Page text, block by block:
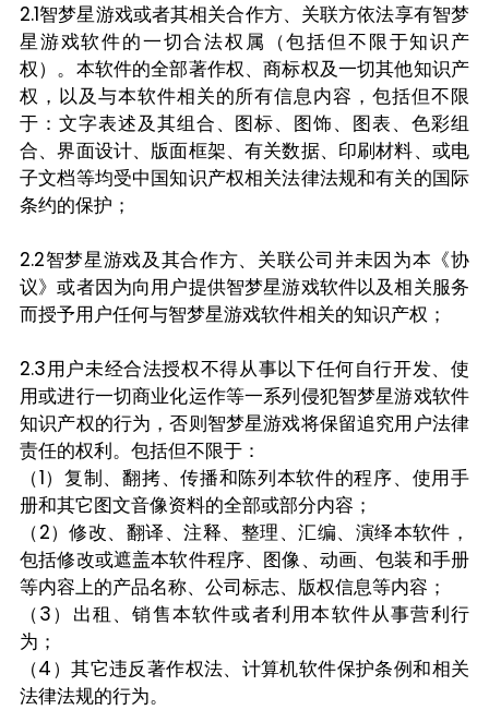
2.1智梦星游戏或者其相关合作方、关联方依法享有智梦
星游戏软件的一切合法权属（包括但不限于知识产
权）。本软件的全部著作权、商标权及一切其他知识产
权，以及与本软件相关的所有信息内容，包括但不限
于：文字表述及其组合、图标、图饰、图表、色彩组
合、界面设计、版面框架、有关数据、印刷材料、或电
子文档等均受中国知识产权相关法律法规和有关的国际
条约的保护；
2.2智梦星游戏及其合作方、关联公司并未因为本《协
议》或者因为向用户提供智梦星游戏软件以及相关服务
而授予用户任何与智梦星游戏软件相关的知识产权；
2.3用户未经合法授权不得从事以下任何自行开发、使
用或进行一切商业化运作等一系列侵犯智梦星游戏软件
知识产权的行为，否则智梦星游戏将保留追究用户法律
责任的权利。包括但不限于：
（1）复制、翻拷、传播和陈列本软件的程序、使用手
册和其它图文音像资料的全部或部分内容；
（2）修改、翻译、注释、整理、汇编、演绎本软件，
包括修改或遮盖本软件程序、图像、动画、包装和手册
等内容上的产品名称、公司标志、版权信息等内容；
（3）出租、销售本软件或者利用本软件从事营利行
为；
（4）其它违反著作权法、计算机软件保护条例和相关
法律法规的行为。